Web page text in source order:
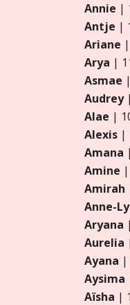
Annie |
Antje |
Ariane
Arya |
Asmae
Audrey|
Alae |
Alexis |
Amana
Amine
Amirah
Anne-
Aryana
Aurelia
Ayana |
Aysima
Aïsha |